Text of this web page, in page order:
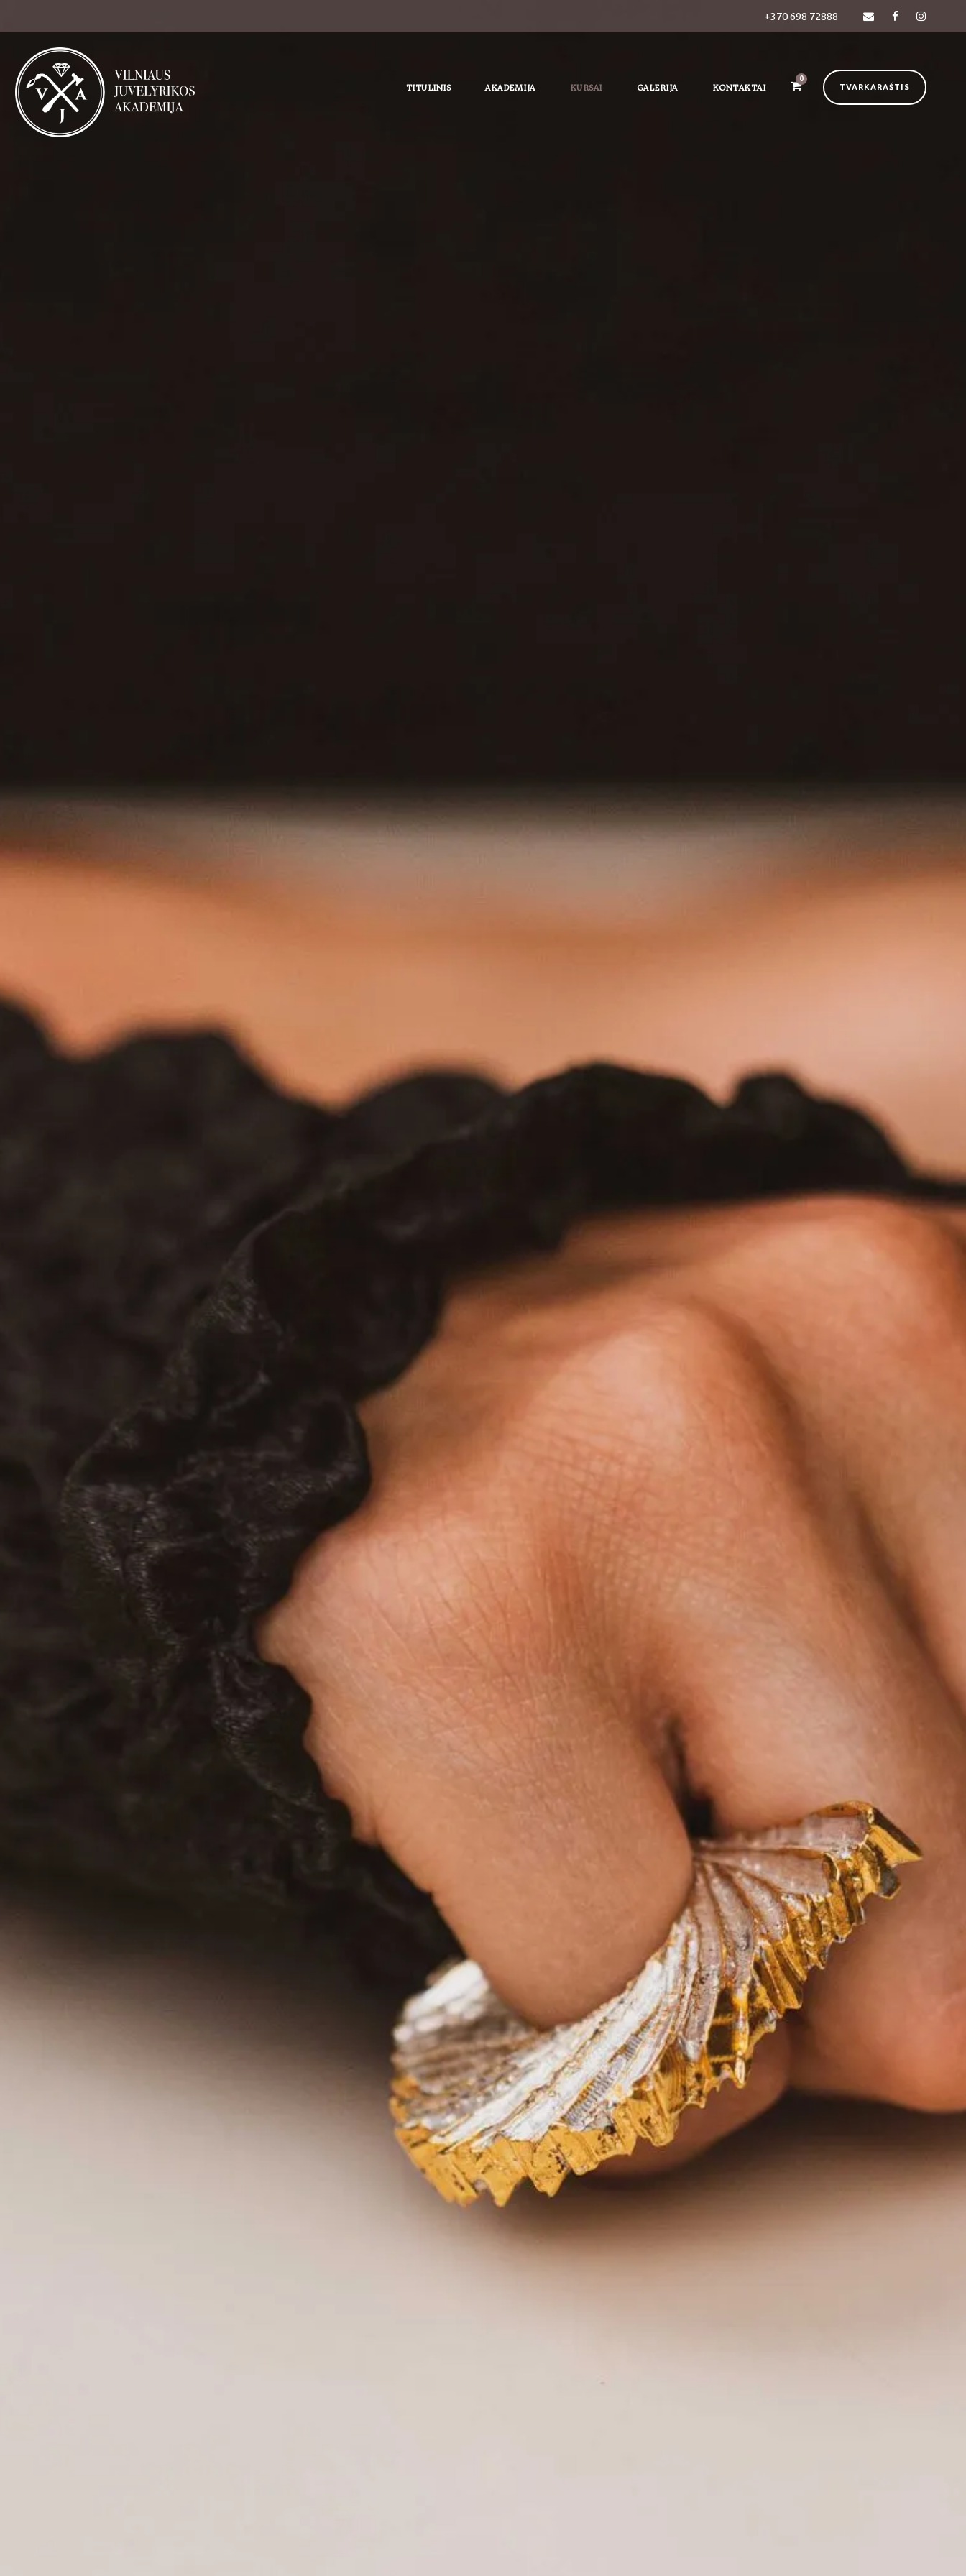
+370 698 72888
TITULINIS AKADEMIJA KURSAI GALERIJA KONTAKTAI
0
TVARKARAŠTIS